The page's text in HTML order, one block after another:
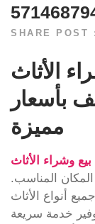
SHARE POST :
الأثاث
بأسعار
مميزة
بيع وشراء الأثاث
المناسب.
أنواع الأثاث
خدمة سريعة